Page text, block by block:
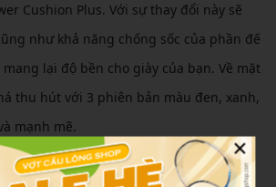
Cushion Plus. Với sự thay đổi này sẽ
như khả năng chống sốc của phần đế
lại độ bền cho giày của bạn. Về mặt
thu hút với 3 phiên bản màu đen, xanh,
mạnh mẽ.
×